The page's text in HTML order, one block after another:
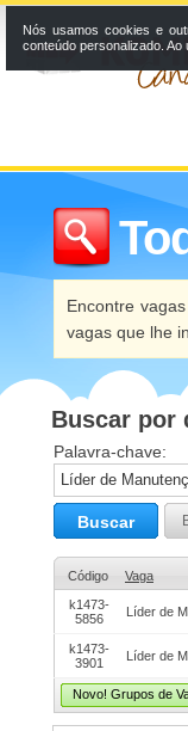
Encontre
vagas que lhe
Buscar por
Palavra-chave:
Buscar
Código Vaga
k1473-
5856
Líder de
k1473-
3901
Líder de
Novo! Grupos de
Nós usamos cookies e
conteúdo personalizado.